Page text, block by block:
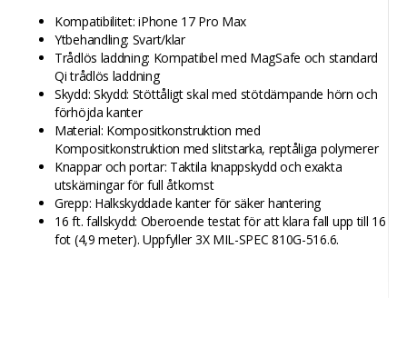
Kompatibilitet: iPhone 17 Pro Max
Ytbehandling: Svart/klar
Trådlös laddning: Kompatibel med MagSafe och standard
Qi trådlös laddning
Skydd: Skydd: Stöttåligt skal med stötdämpande hörn och
förhöjda kanter
Material: Kompositkonstruktion med
Kompositkonstruktion med slitstarka, reptåliga polymerer
Knappar och portar: Taktila knappskydd och exakta
utskärningar för full åtkomst
Grepp: Halkskyddade kanter för säker hantering
16 ft. fallskydd: Oberoende testat för att klara fall upp till 16
fot (4,9 meter). Uppfyller 3X MIL-SPEC 810G-516.6.